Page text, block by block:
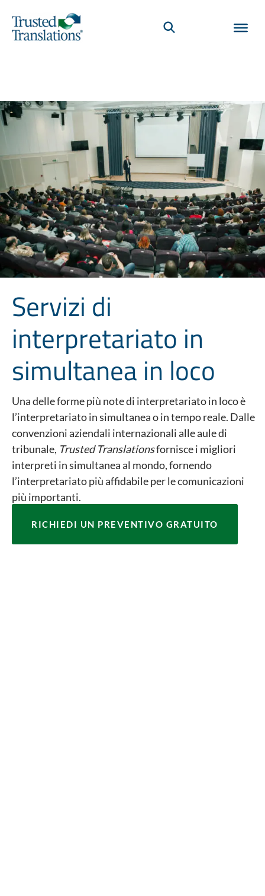
Servizi di
interpretariato in
simultanea in loco
Una delle forme più note di interpretariato in loco è
l’interpretariato in simultanea o in tempo reale. Dalle
convenzioni aziendali internazionali alle aule di
tribunale, Trusted Translationsfornisce i migliori
interpreti in simultanea al mondo, fornendo
l’interpretariato più affidabile per le comunicazioni
più importanti.
RICHIEDI UN PREVENTIVO GRATUITO